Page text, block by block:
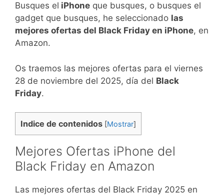
Busques el iPhone que busques, o busques el
gadget que busques, he seleccionado las
mejores ofertas del Black Friday en iPhone, en
Amazon.
Os traemos las mejores ofertas para el viernes
28 de noviembre del 2025, día del Black
Friday.
Indice de contenidos [Mostrar]
Mejores Ofertas iPhone del
Black Friday en Amazon
Las mejores ofertas del Black Friday 2025 en